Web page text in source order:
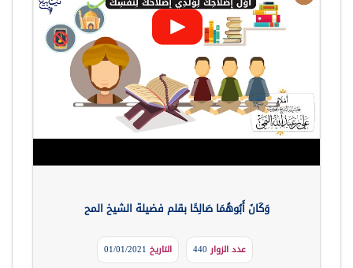
وَكَانَ أَبُوهُمَا صَالِحًا بقلم فضيلة الشيخ المح
عدد الزوار 440 التاريخ